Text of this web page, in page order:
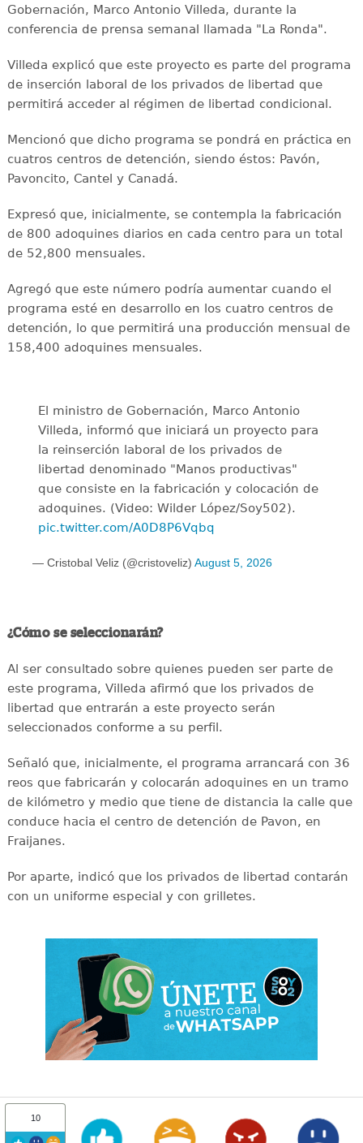
Gobernación, Marco Antonio Villeda, durante la
conferencia de prensa semanal llamada "La Ronda".
Villeda explicó que este proyecto es parte del programa
de inserción laboral de los privados de libertad que
permitirá acceder al régimen de libertad condicional.
Mencionó que dicho programa se pondrá en práctica en
cuatros centros de detención, siendo éstos: Pavón,
Pavoncito, Cantel y Canadá.
Expresó que, inicialmente, se contempla la fabricación
de 800 adoquines diarios en cada centro para un total
de 52,800 mensuales.
Agregó que este número podría aumentar cuando el
programa esté en desarrollo en los cuatro centros de
detención, lo que permitirá una producción mensual de
158,400 adoquines mensuales.
El ministro de Gobernación, Marco Antonio
Villeda, informó que iniciará un proyecto para
la reinserción laboral de los privados de
libertad denominado "Manos productivas"
que consiste en la fabricación y colocación de
adoquines. (Video: Wilder López/Soy502).
pic.twitter.com/A0D8P6Vqbq
— Cristobal Veliz (@cristoveliz) August 5, 2026
¿Cómo se seleccionarán?
Al ser consultado sobre quienes pueden ser parte de
este programa, Villeda afirmó que los privados de
libertad que entrarán a este proyecto serán
seleccionados conforme a su perfil.
Señaló que, inicialmente, el programa arrancará con 36
reos que fabricarán y colocarán adoquines en un tramo
de kilómetro y medio que tiene de distancia la calle que
conduce hacia el centro de detención de Pavon, en
Fraijanes.
Por aparte, indicó que los privados de libertad contarán
con un uniforme especial y con grilletes.
10